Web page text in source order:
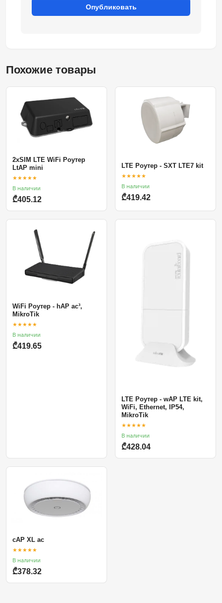
Опубликовать
Похожие товары
2xSIM LTE WiFi Роутер
LtAP mini
★★★★★
В наличии
₾405.12
LTE Роутер - SXT LTE7 kit
★★★★★
В наличии
₾419.42
WiFi Роутер - hAP ac³,
MikroTik
★★★★★
В наличии
₾419.65
LTE Роутер - wAP LTE kit,
WiFi, Ethernet, IP54,
MikroTik
★★★★★
В наличии
₾428.04
cAP XL ac
★★★★★
В наличии
₾378.32